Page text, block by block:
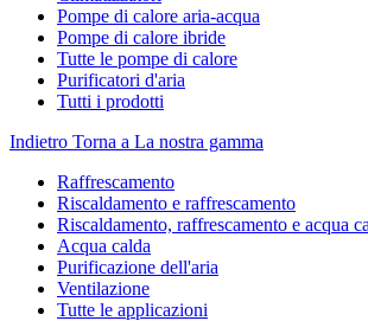
Pompe di calore aria-acqua
Pompe di calore ibride
Tutte le pompe di calore
Purificatori d'aria
Tutti i prodotti
Indietro Torna a La nostra gamma
Raffrescamento
Riscaldamento e raffrescamento
Riscaldamento, raffrescamento e acqua
Acqua calda
Purificazione dell'aria
Ventilazione
Tutte le applicazioni